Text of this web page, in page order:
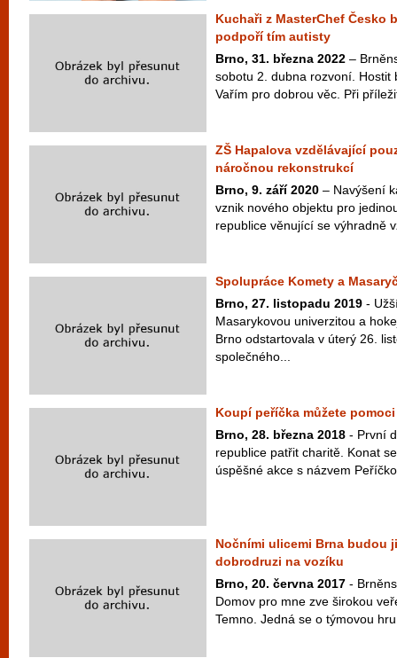
Kuchaři z MasterChef Česko
podpoří tím autisty
Brno, 31. března 2022 –
sobotu 2. dubna rozvoní. Hostit
Vařím pro dobrou věc. Při
ZŠ Hapalova vzdělávající
náročnou rekonstrukcí
Brno, 9. září 2020 – Navýšení
vznik nového objektu pro
republice věnující se výhradně
Spolupráce Komety a
Brno, 27. listopadu 2019 -
Masarykovou univerzitou a
Brno odstartovala v úterý 26.
společného...
Koupí peříčka můžete
Brno, 28. března 2018 - První
republice patřit charitě. Konat
úspěšné akce s názvem
Nočními ulicemi Brna budou
dobrodruzi na vozíku
Brno, 20. června 2017 -
Domov pro mne zve širokou
Temno. Jedná se o týmovou